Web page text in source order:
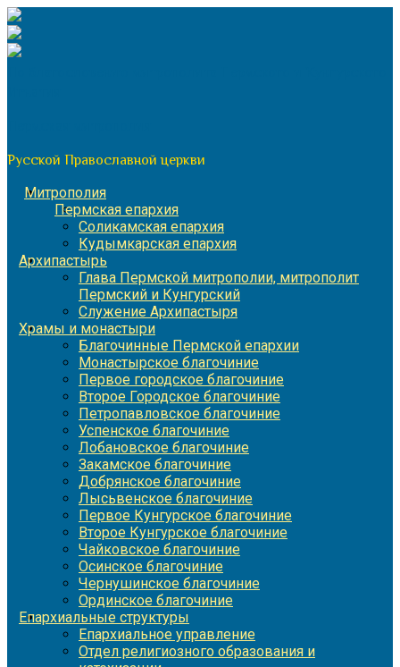
Перейти
к
содержимому
Русской Православной церкви
Митрополия
Пермская епархия
Соликамская епархия
Кудымкарская епархия
Архипастырь
Глава Пермской митрополии, митрополит
Пермский и Кунгурский
Служение Архипастыря
Храмы и монастыри
Благочинные Пермской епархии
Монастырское благочиние
Первое городское благочиние
Второе Городское благочиние
Петропавловское благочиние
Успенское благочиние
Лобановское благочиние
Закамское благочиние
Добрянское благочиние
Лысьвенское благочиние
Первое Кунгурское благочиние
Второе Кунгурское благочиние
Чайковское благочиние
Осинское благочиние
Чернушинское благочиние
Ординское благочиние
Епархиальные структуры
Епархиальное управление
Отдел религиозного образования и